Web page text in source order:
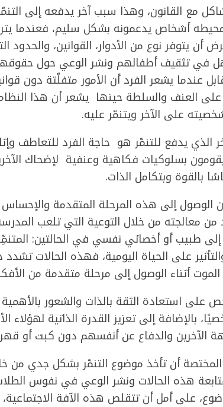
مع القانون، وهذا سبب آخر يدفعه إلى
أشخاص يدعمونه بشكل سليم، فعندما
يتوفر نوع من الأدوار، القوانين، والحدود
في تثقيف أطفالهم ونشر الوعي حول
عندما يشعر الفرد أن الأمور متفلّتة دون
على العنف والسلطة حينها يشعر أن هذا
على الآخر ويتنمّر عليه.
يدفع للتنمّر هو حاجة الفرد للتعاطف
يقومون بسلوكيات فكاهية وعنفية لإضحاك
بالقوة وبتكامل الذات.
إلى هذه المرحلة المتقدمة والإحساس
معالجته من خلال التوعية التي تلعب
طبيب أو أخصائي نفسي في الحالتين: المتنمِّر
على الحياة اليومية، فهذه الحالات تشدد
أثناء الوصول إلى مرحلة متقدمة من
استعادة الثقة بالذات والشعور بالأهمية
بالإضافة إلى تعزيز القدرة الذاتية لهؤلاء
الآخرين والدفاع عن أنفسهم دون كبت أو قهر
المختصة أن تأخذ موضوع التنمّر بشكل جدي من
هذه الحالات ونشر الوعي في نفوس
على أمل أن تتقلص هذه الآفة